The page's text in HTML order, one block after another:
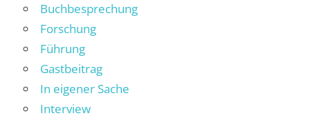
Buchbesprechung
Forschung
Führung
Gastbeitrag
In eigener Sache
Interview